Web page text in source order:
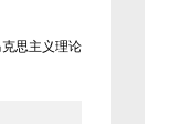
思主义理论